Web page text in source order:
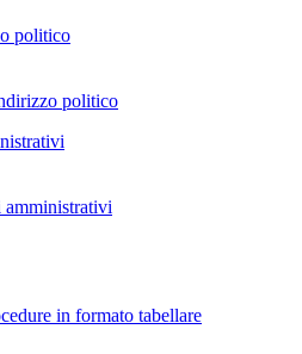
politico
politico
in formato tabellare